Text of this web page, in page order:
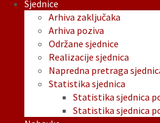
Sjednice
Arhiva zaključaka
Arhiva poziva
Održane sjednice
Realizacije sjednica
Napredna pretraga
Statistika sjednica
Statistika sjednica
Statistika sjednica